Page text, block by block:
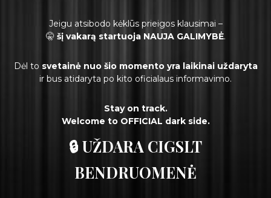
Jeigu atsibodo kėklūs prieigos klausimai –
🤫 šį vakarą startuoja NAUJA GALIMYBĖ.
Dėl to svetainė nuo šio momento yra laikinai uždaryta
ir bus atidaryta po kito oficialaus informavimo.
Stay on track.
Welcome to OFFICIAL dark side.
🔒 UŽDARA CIGSLT
BENDRUOMENĖ